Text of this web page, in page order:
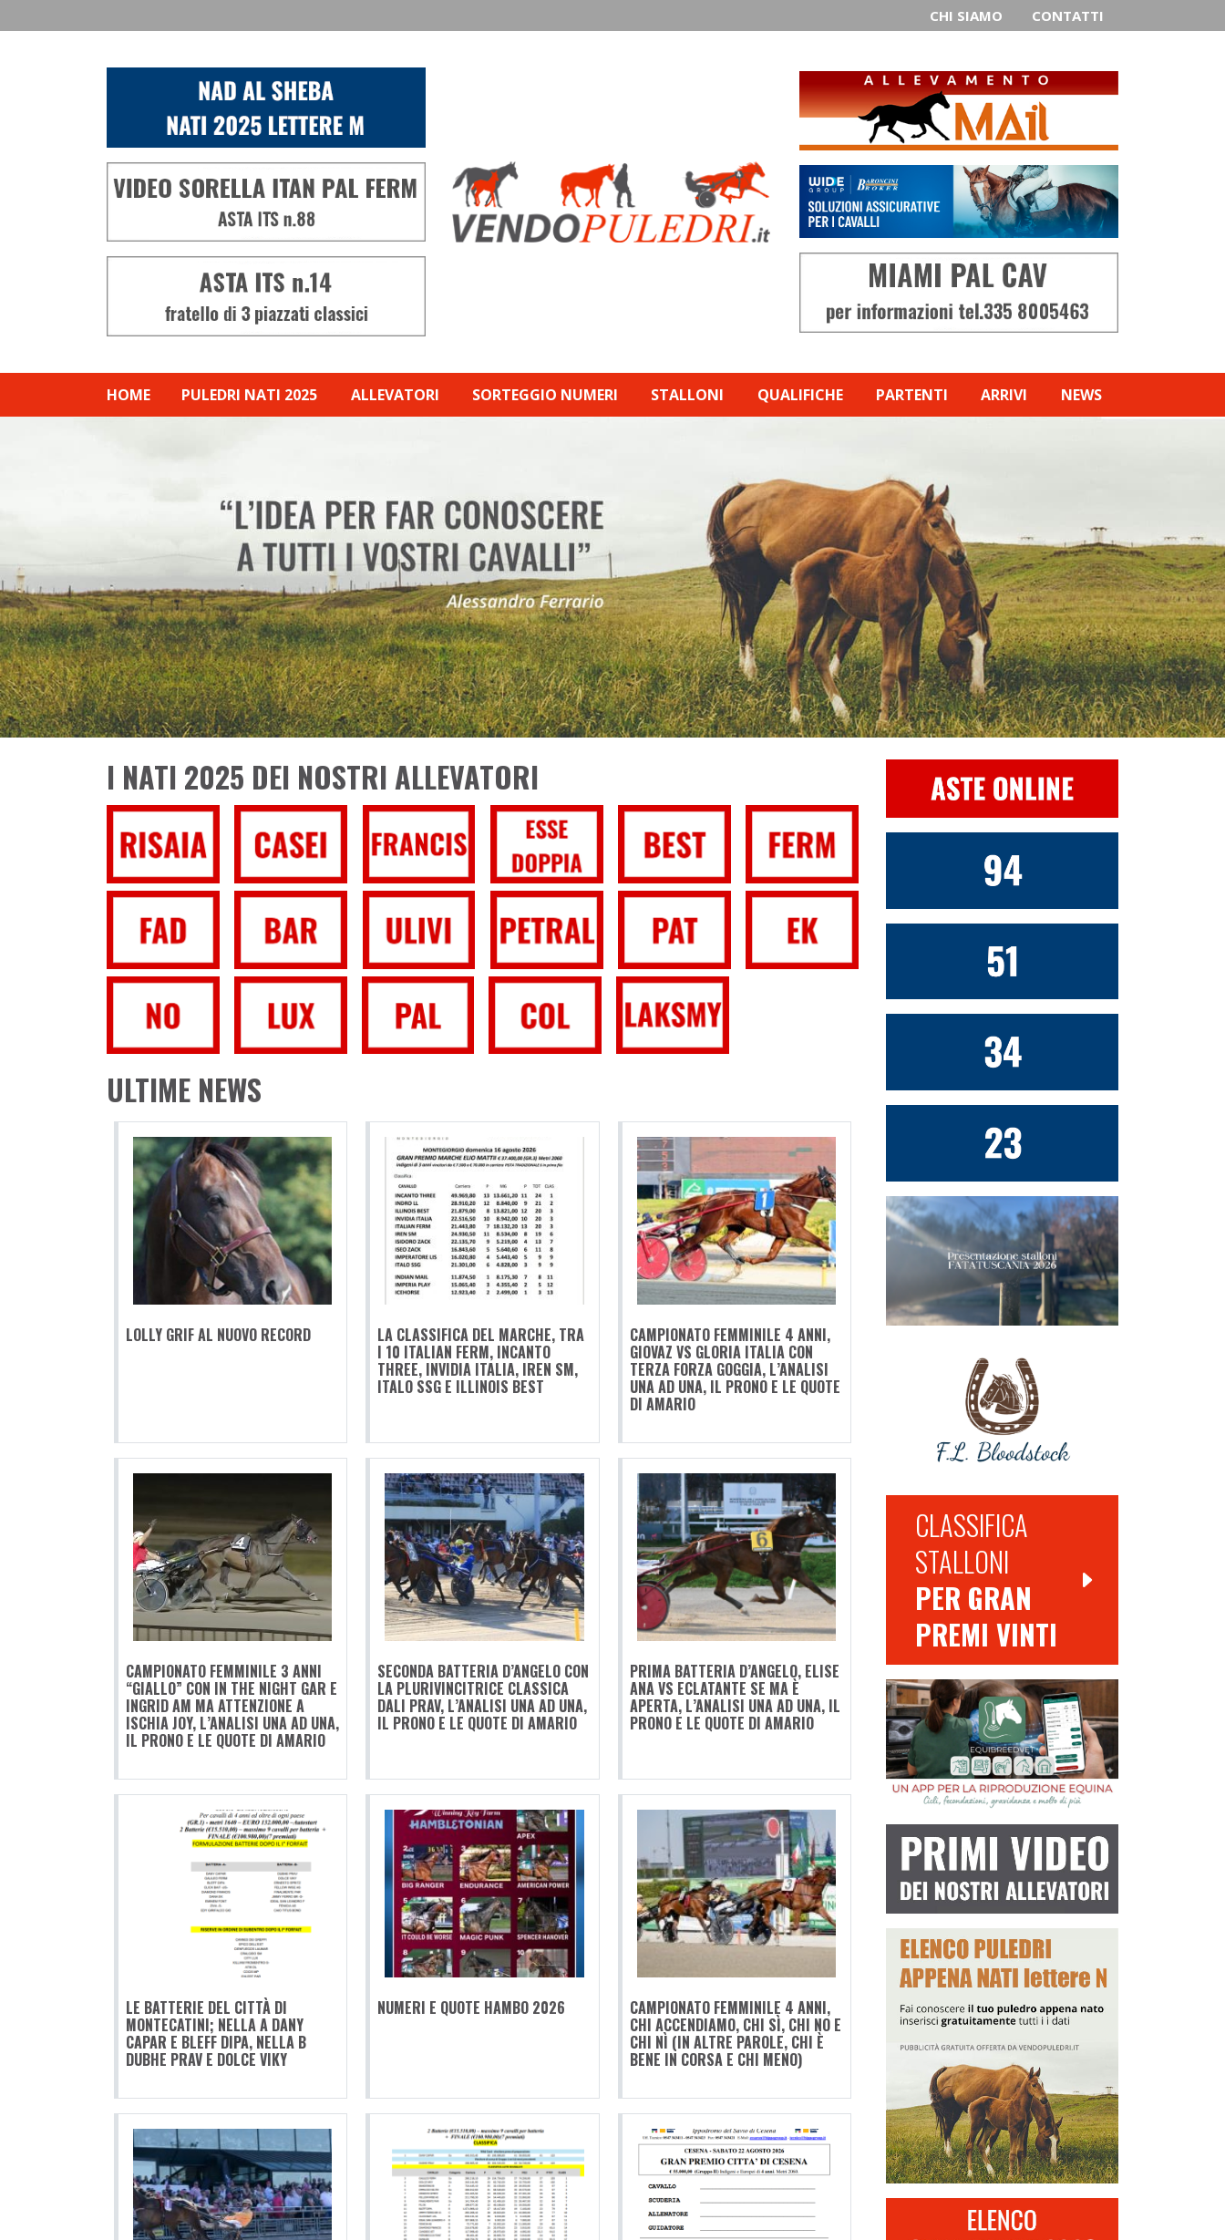
CHI SIAMO CONTATTI
HOME PULEDRI NATI 2025 ALLEVATORI SORTEGGIO NUMERI STALLONI QUALIFICHE PARTENTI ARRIVI NEWS
I NATI 2025 DEI NOSTRI ALLEVATORI
ULTIME NEWS
LOLLY GRIF AL NUOVO RECORD LA CLASSIFICA DEL MARCHE, TRA
I 10 ITALIAN FERM, INCANTO
THREE, INVIDIA ITALIA, IREN SM,
ITALO SSG E ILLINOIS BEST
CAMPIONATO FEMMINILE 4 ANNI,
GIOVAZ VS GLORIA ITALIA CON
TERZA FORZA GOGGIA, L’ANALISI
UNA AD UNA, IL PRONO E LE QUOTE
DI AMARIO
CAMPIONATO FEMMINILE 3 ANNI
“GIALLO” CON IN THE NIGHT GAR E
INGRID AM MA ATTENZIONE A
ISCHIA JOY, L’ANALISI UNA AD UNA,
IL PRONO E LE QUOTE DI AMARIO
SECONDA BATTERIA D’ANGELO CON
LA PLURIVINCITRICE CLASSICA
DALI PRAV, L’ANALISI UNA AD UNA,
IL PRONO E LE QUOTE DI AMARIO
PRIMA BATTERIA D’ANGELO, ELISE
ANA VS ECLATANTE SE MA È
APERTA, L’ANALISI UNA AD UNA, IL
PRONO E LE QUOTE DI AMARIO
LE BATTERIE DEL CITTÀ DI
MONTECATINI; NELLA A DANY
CAPAR E BLEFF DIPA, NELLA B
DUBHE PRAV E DOLCE VIKY
NUMERI E QUOTE HAMBO 2026 CAMPIONATO FEMMINILE 4 ANNI,
CHI ACCENDIAMO, CHI SÌ, CHI NO E
CHI NÌ (IN ALTRE PAROLE, CHI È
BENE IN CORSA E CHI MENO)
CLASSIFICA
STALLONI
PER GRAN
PREMI VINTI